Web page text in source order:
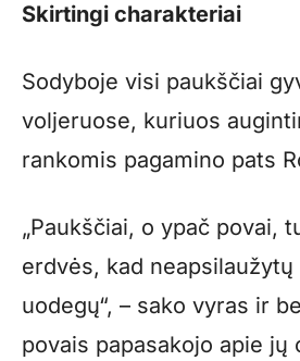
Skirtingi charakteriai
Sodyboje visi paukščiai
voljeruose, kuriuos
rankomis pagamino pats
„Paukščiai, o ypač povai,
erdvės, kad neapsilaužytų
uodegų“, – sako vyras ir
povais papasakojo apie jų